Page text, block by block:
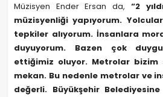
Müzisyen Ender Ersan da, “2
müzisyenliği yapıyorum.
tepkiler alıyorum. İnsanlara
duyuyorum. Bazen çok
ettiğimiz oluyor. Metrolar bizim
mekan. Bu nedenle metrolar ve
değerli. Büyükşehir